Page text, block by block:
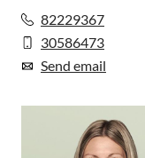
82229367
30586473
Send email